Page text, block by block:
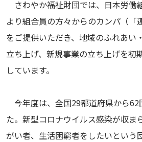
さわやか福祉財団では、日本労働
より組合員の方々からのカンパ（「
をご提供いただき、地域のふれあい
立ち上げ、新規事業の立ち上げを初
しています。
今年度は、全国29都道府県から62
た。新型コロナウイルス感染が収ま
がい者、生活困窮者をしたいという